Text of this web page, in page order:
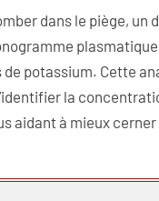
dans le piège, un
de potassium. Cette
la
aidant à mieux